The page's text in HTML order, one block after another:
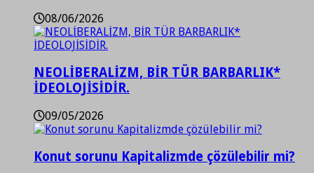
08/06/2026
NEOLİBERALİZM, BİR TÜR BARBARLIK*
İDEOLOJİSİDİR.
09/05/2026
Konut sorunu Kapitalizmde çözülebilir mi?